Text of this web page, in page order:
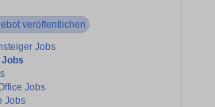
veröffentlichen
Jobs
Jobs
Jobs
Jobs